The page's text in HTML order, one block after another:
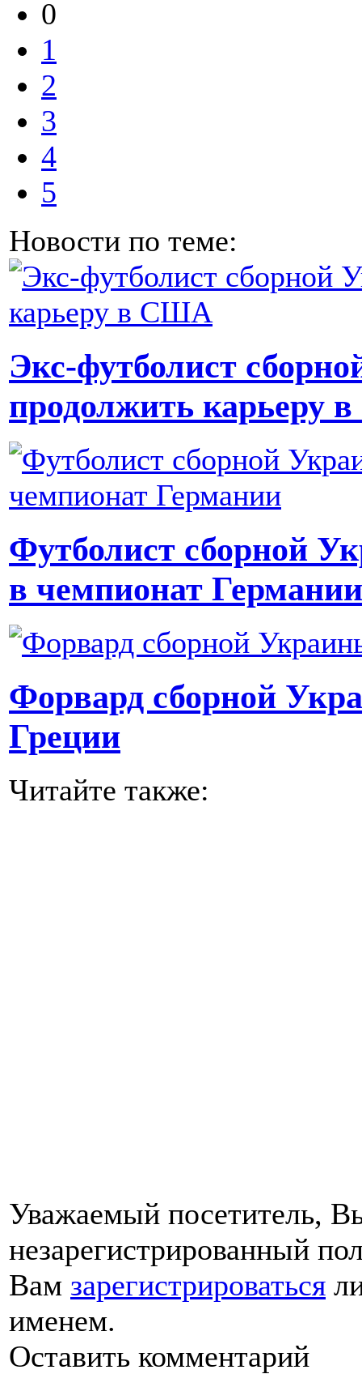
0
1
2
3
4
5
Новости по теме:
Экс-футболист
продолжить карьеру
Футболист сборной
в чемпионат Германии
Форвард сборной
Греции
Читайте также:
Уважаемый посетитель,
незарегистрированный
Вам зарегистрироваться
именем.
Оставить комментарий